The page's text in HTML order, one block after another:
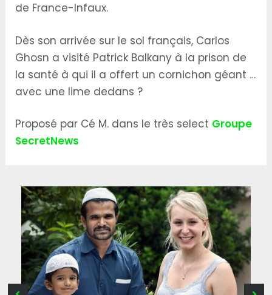
de France-Infaux.
Dès son arrivée sur le sol français, Carlos
Ghosn a visité Patrick Balkany à la prison de
la santé à qui il a offert un cornichon géant …
avec une lime dedans ?
Proposé par Cé M. dans le très select Groupe
SecretNews